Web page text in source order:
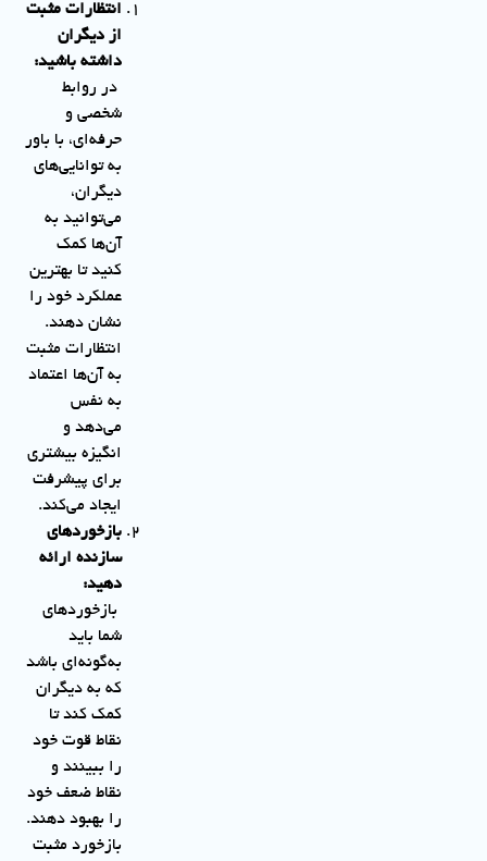
انتظارات مثبت
از دیگران
داشته باشید:
در روابط
شخصی و
حرفه‌ای، با باور
به توانایی‌های
دیگران،
می‌توانید به
آن‌ها کمک
کنید تا بهترین
عملکرد خود را
نشان دهند.
انتظارات مثبت
به آن‌ها اعتماد
به نفس
می‌دهد و
انگیزه بیشتری
برای پیشرفت
ایجاد می‌کند.
بازخوردهای
سازنده ارائه
دهید:
بازخوردهای
شما باید
به‌گونه‌ای باشد
که به دیگران
کمک کند تا
نقاط قوت خود
را ببینند و
نقاط ضعف خود
را بهبود دهند.
بازخورد مثبت